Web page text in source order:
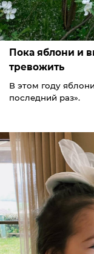
Пока яблони и
тревожить
В этом году
последний раз».